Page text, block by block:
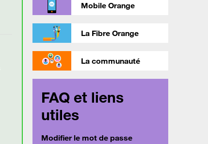
Mobile Orange
La Fibre Orange
La communauté
FAQ et liens
utiles
Modifier le mot de passe